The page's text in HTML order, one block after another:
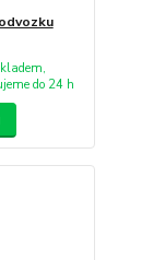
do 24 h